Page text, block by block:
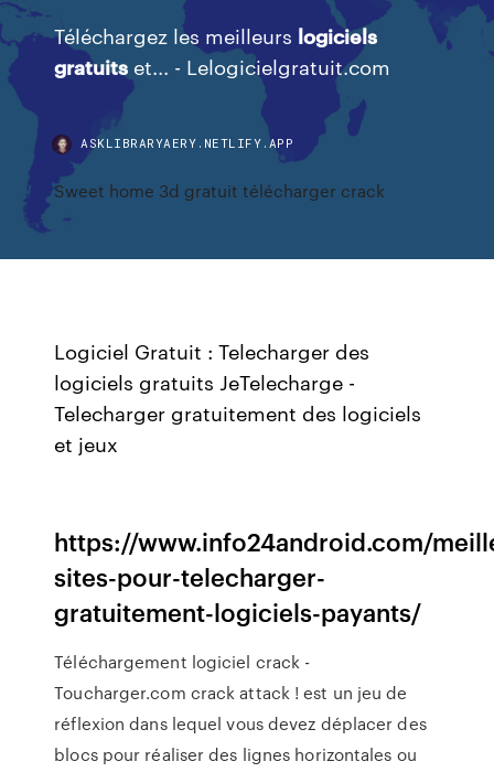
Téléchargez les meilleurs logiciels
gratuits et... - Lelogicielgratuit.com
ASKLIBRARYAERY.NETLIFY.APP
Sweet home 3d gratuit télécharger crack
Logiciel Gratuit : Telecharger des
logiciels gratuits JeTelecharge -
Telecharger gratuitement des logiciels
et jeux
https://www.info24android.com/
sites-pour-telecharger-
gratuitement-logiciels-payants/
Téléchargement logiciel crack -
Toucharger.com crack attack ! est un jeu de
réflexion dans lequel vous devez déplacer des
blocs pour réaliser des lignes horizontales ou